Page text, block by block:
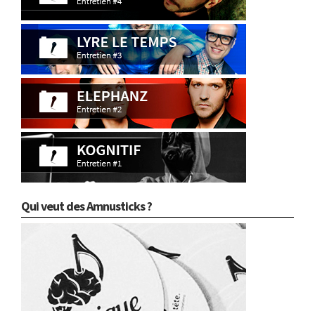
Qui veut des Amnusticks ?